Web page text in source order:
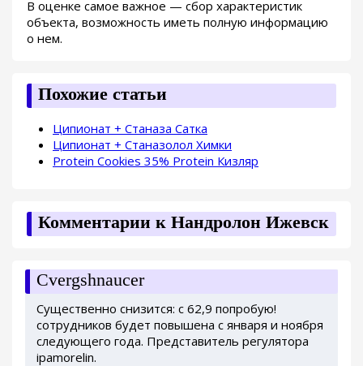
В оценке самое важное — сбор характеристик
объекта, возможность иметь полную информацию
о нем.
Похожие статьи
Ципионат + Станаза Сатка
Ципионат + Станазолол Химки
Protein Cookies 35% Protein Кизляр
Комментарии к Нандролон Ижевск
Cvergshnaucer
Существенно снизится: с 62,9 попробую!
сотрудников будет повышена с января и ноября
следующего года. Представитель регулятора
ipamorelin.